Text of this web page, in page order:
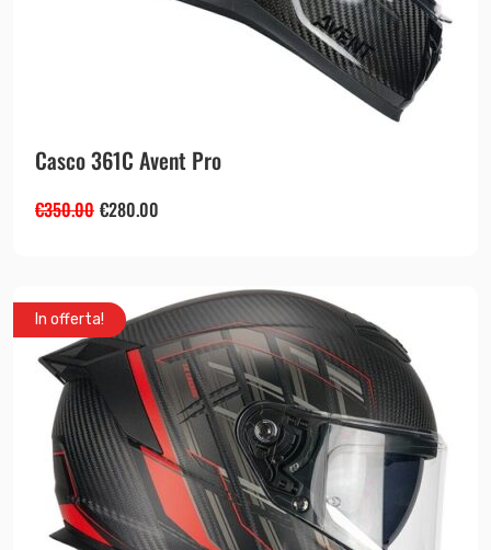
Casco 361C Avent Pro
€350.00 €280.00
In offerta!